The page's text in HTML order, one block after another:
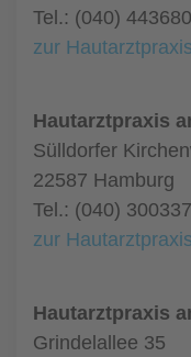
Tel.: (040) 443680
zur Hautarztpraxis
Hautarztpraxis
Sülldorfer
22587 Hamburg
Tel.: (040)
zur Hautarztpraxis
Hautarztpraxis
Grindelallee 35